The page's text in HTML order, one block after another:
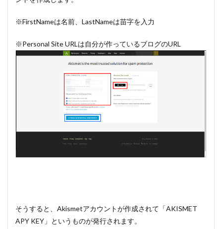
※FirstNameは名前、LastNameは苗字を入力
※Personal Site URLは自分が作っているブログのURL
そうすると、Akismetアカウントが作成されて「AKISMET
APY KEY」というものが発行されます。